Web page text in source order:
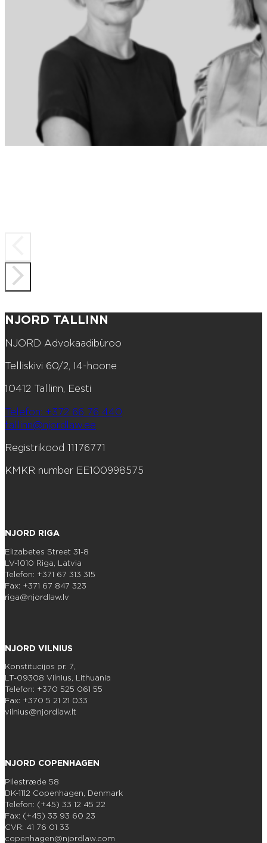
NJORD TALLINN
NJORD Advokaadibüroo
Telliskivi 60/2, I4-hoone
10412 Tallinn, Eesti
Telefon: +372 66 76 440
tallinn@njordlaw.ee
Registrikood 11176771
KMKR number EE100998575
NJORD RIGA
Elizabetes Street 31-8
LV-1010 Riga, Latvia
Telefon: +371 67 313 315
Fax: +371 67 847 323
riga@njordlaw.lv
NJORD VILNIUS
Konstitucijos pr. 7,
LT-09308 Vilnius, Lithuania
Telefon: +370 525 061 55
Fax: +370 5 21 21 033
vilnius@njordlaw.lt
NJORD COPENHAGEN
Pilestræde 58
DK-1112 Copenhagen, Denmark
Telefon: (+45) 33 12 45 22
Fax: (+45) 33 93 60 23
CVR: 41 76 01 33
copenhagen@njordlaw.com